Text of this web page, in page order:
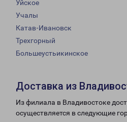
Уйское
Учалы
Катав-Ивановск
Трехгорный
Большеустьикинское
Доставка из
Из филиала в Владивостоке
осуществляется в следующие